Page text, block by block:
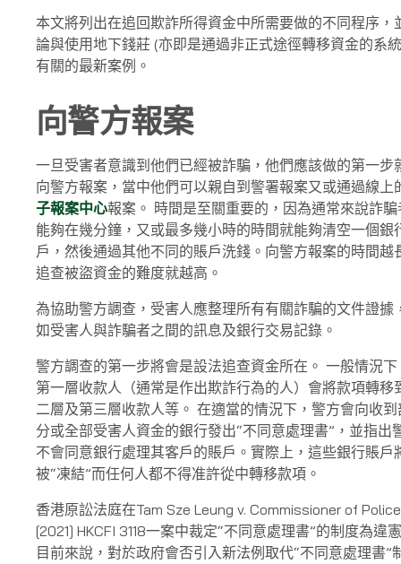
本文將列出在追回欺詐所得資金中所需要做的不同程序，
論與使用地下錢莊 (亦即是通過非正式途徑轉移資金的系
有關的最新案例。
向警方報案
一旦受害者意識到他們已經被詐騙，他們應該做的第一步
向警方報案，當中他們可以親自到警署報案又或通過線上
子報案中心報案。 時間是至關重要的，因為通常來說詐騙
能夠在幾分鐘，又或最多幾小時的時間就能夠清空一個銀
戶，然後通過其他不同的賬戶洗錢。向警方報案的時間越
追查被盜資金的難度就越高。
為協助警方調查，受害人應整理所有有關詐騙的文件證據
如受害人與詐騙者之間的訊息及銀行交易記錄。
警方調查的第一步將會是設法追查資金所在。 一般情況下
第一層收款人（通常是作出欺詐行為的人）會將款項轉移
二層及第三層收款人等。 在適當的情況下，警方會向收到
分或全部受害人資金的銀行發出“不同意處理書”，並指出
不會同意銀行處理其客戶的賬戶。實際上，這些銀行賬戶
被“凍結”而任何人都不得准許從中轉移款項。
香港原訟法庭在Tam Sze Leung v. Commissioner of Police
[2021] HKCFI 3118一案中裁定“不同意處理書”的制度為違
目前來說，對於政府會否引入新法例取代“不同意處理書”